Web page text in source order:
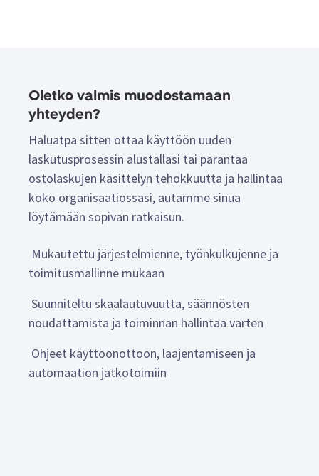
Oletko valmis muodostamaan
yhteyden?
Haluatpa sitten ottaa käyttöön uuden
laskutusprosessin alustallasi tai parantaa
ostolaskujen käsittelyn tehokkuutta ja hallintaa
koko organisaatiossasi, autamme sinua
löytämään sopivan ratkaisun.
Mukautettu järjestelmienne, työnkulkujenne ja
toimitusmallinne mukaan
Suunniteltu skaalautuvuutta, säännösten
noudattamista ja toiminnan hallintaa varten
Ohjeet käyttöönottoon, laajentamiseen ja
automaation jatkotoimiin